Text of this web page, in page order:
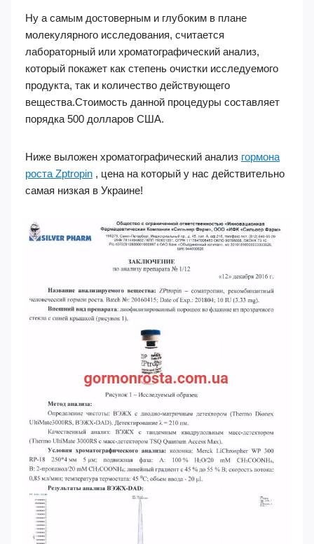
Ну а самым достоверным и глубоким в плане
молекулярного исследования, считается
лабораторный или хроматографический анализ,
который покажет как степень очистки исследуемого
продукта, так и количество действующего
вещества.Стоимость данной процедуры составляет
порядка 500 долларов США.
Ниже выложен хроматографический анализ гормона
роста Zptropin , цена на который у нас действительно
самая низкая в Украине!